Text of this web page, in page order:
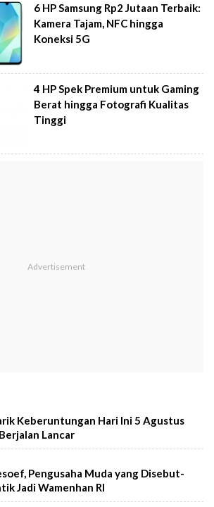
6 HP Samsung Rp2 Jutaan Terbaik:
Kamera Tajam, NFC hingga
Koneksi 5G
4 HP Spek Premium untuk Gaming
Berat hingga Fotografi Kualitas
Tinggi
Keberuntungan Hari Ini 5 Agustus
Lancar
Pengusaha Muda yang Disebut-
Jadi Wamenhan RI